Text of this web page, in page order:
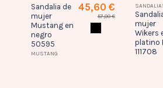
Sandalia de
mujer
Mustang en
negro
50595
MUSTANG
45,60 €
57,00 €
mujer
Wikers
platino
111708